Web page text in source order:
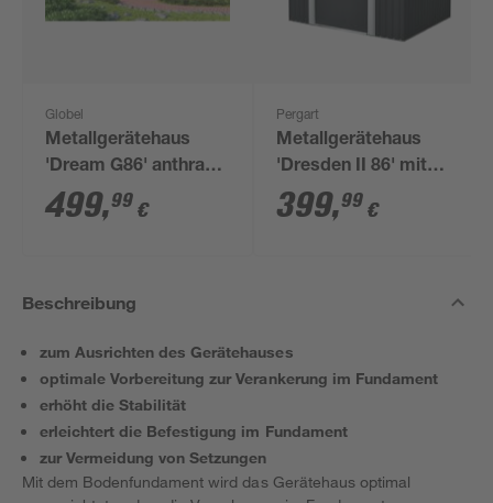
Globel
Metallgerätehaus
'Dream G86' anthrazit
245 x 198 x 185 cm
499,99 €
Pergart
Metallgerätehaus
'Dresden II 86' mit
Schiebetür
schiefergrau/weiß 236
399,99 €
Beschreibung
zum Ausrichten des Gerätehauses
optimale Vorbereitung zur Verankerung im Fundament
erhöht die Stabilität
erleichtert die Befestigung im Fundament
zur Vermeidung von Setzungen
Mit dem Bodenfundament wird das Gerätehaus optimal